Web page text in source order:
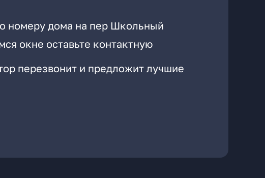
номеру дома на пер Школьный
окне оставьте контактную
перезвонит и предложит лучшие